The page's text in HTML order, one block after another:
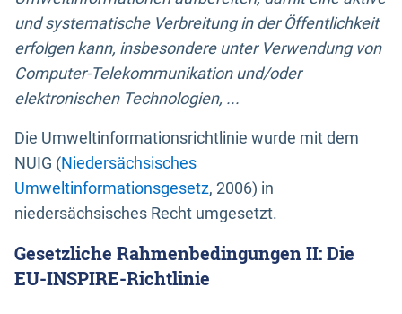
und systematische Verbreitung in der Öffentlichkeit
erfolgen kann, insbesondere unter Verwendung von
Computer-Telekommunikation und/oder
elektronischen Technologien, ...
Die Umweltinformationsrichtlinie wurde mit dem
NUIG (Niedersächsisches
Umweltinformationsgesetz, 2006) in
niedersächsisches Recht umgesetzt.
Gesetzliche Rahmenbedingungen II: Die
EU-INSPIRE-Richtlinie